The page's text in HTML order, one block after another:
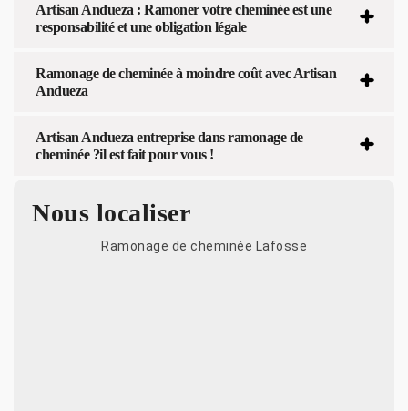
Artisan Andueza : Ramoner votre cheminée est une
responsabilité et une obligation légale
Ramonage de cheminée à moindre coût avec Artisan
Andueza
Artisan Andueza entreprise dans ramonage de
cheminée ?il est fait pour vous !
Nous localiser
Ramonage de cheminée Lafosse